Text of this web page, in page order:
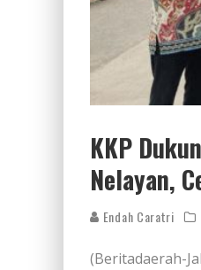
KKP
Nelayan,
Endah Caratri
(Beritadaerah-